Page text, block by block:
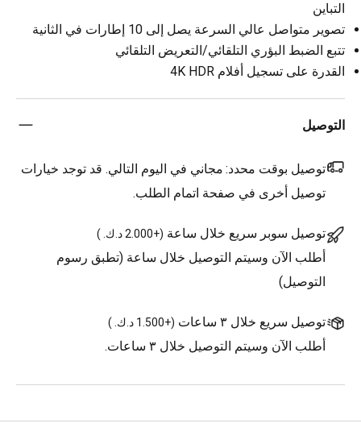
التباين
تصوير متواصل عالي السرعة يصل إلى 10 إطارات في الثانية
تتبع الضبط البؤري التلقائي/التعريض التلقائي
القدرة على تسجيل أفلام 4K HDR‏
التوصيل
توصيل بوقت محدد: مجاني في اليوم التالي. قد توجد خيارات
توصيل أخرى في صفحة اتمام الطلب.
توصيل سوبر سريع خلال ساعة (+2.000 د.ك. )
أطلب الآن وسيتم التوصيل خلال ساعة (تطبق رسوم
التوصيل)
توصيل سريع خلال ٣ ساعات (+1.500 د.ك. )
أطلب الآن وسيتم التوصيل خلال ٣ ساعات.